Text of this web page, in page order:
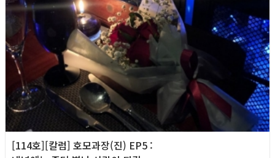
[114호][칼럼] 호모과장(진) EP5 :